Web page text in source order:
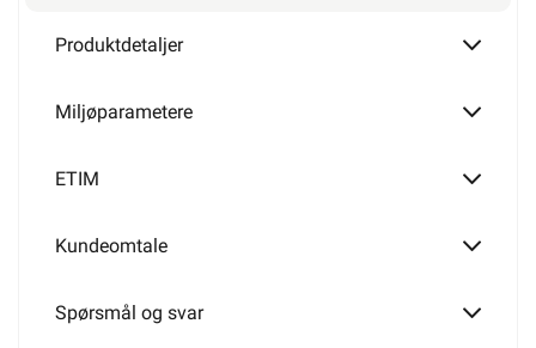
Trippel
95mm²
240mm²
Produktdetaljer
Miljøparametere
ETIM
Kundeomtale
Spørsmål og svar